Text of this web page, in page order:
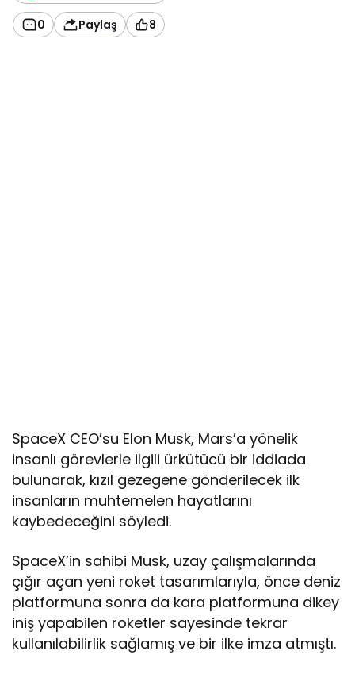
0 Paylaş 8
SpaceX CEO’su Elon Musk, Mars’a yönelik
insanlı görevlerle ilgili ürkütücü bir iddiada
bulunarak, kızıl gezegene gönderilecek ilk
insanların muhtemelen hayatlarını
kaybedeceğini söyledi.
SpaceX’in sahibi Musk, uzay çalışmalarında
çığır açan yeni roket tasarımlarıyla, önce deniz
platformuna sonra da kara platformuna dikey
iniş yapabilen roketler sayesinde tekrar
kullanılabilirlik sağlamış ve bir ilke imza atmıştı.